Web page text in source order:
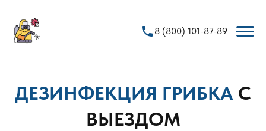
phone 8 (800) 101-87-89
ДЕЗИНФЕКЦИЯ ГРИБКА С
ВЫЕЗДОМ